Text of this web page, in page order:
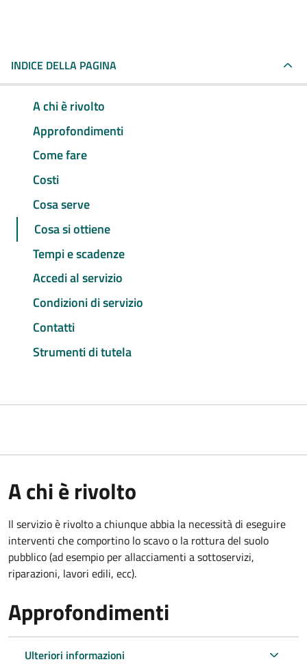
INDICE DELLA PAGINA
A chi è rivolto
Approfondimenti
Come fare
Costi
Cosa serve
Cosa si ottiene
Tempi e scadenze
Accedi al servizio
Condizioni di servizio
Contatti
Strumenti di tutela
A chi è rivolto
Il servizio è rivolto a chiunque abbia la necessità di eseguire
interventi che comportino lo scavo o la rottura del suolo
pubblico (ad esempio per allacciamenti a sottoservizi,
riparazioni, lavori edili, ecc).
Approfondimenti
Ulteriori informazioni